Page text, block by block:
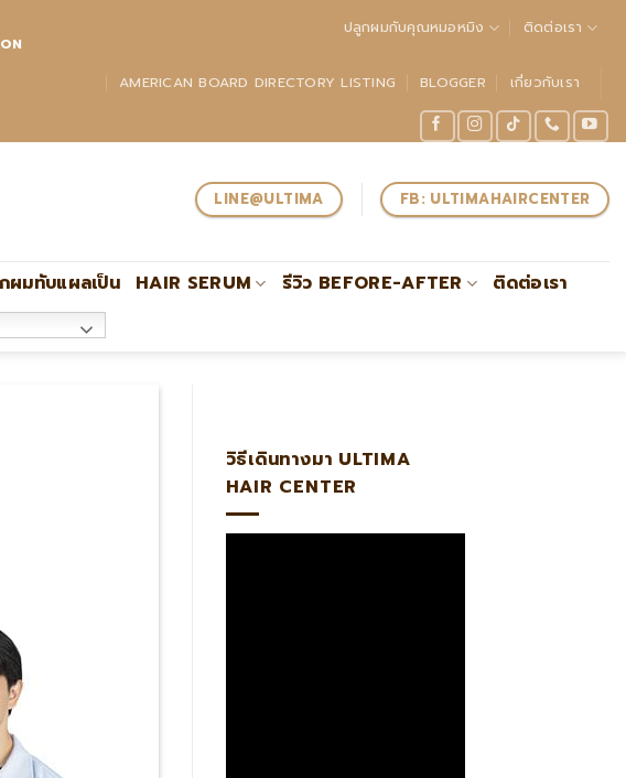
ปลูกผมกับคุณหมอหมิง ติดต่อเรา
AMERICAN BOARD DIRECTORY LISTING BLOGGER เกี่ยวกับเรา
LINE@ULTIMA FB: ULTIMAHAIRCENTER
ผมทับแผลเป็น HAIR SERUM รีวิว BEFORE-AFTER
ติดต่อเรา
วิธีเดินทางมา ULTIMA
HAIR CENTER